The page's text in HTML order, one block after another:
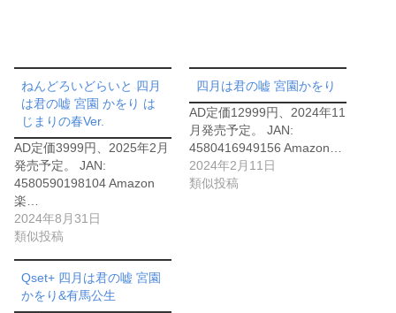
ねんどろいどらいと 四月
は君の嘘 宮園 かをり は
じまりの春Ver.
AD定価3999円、2025年2月
発売予定。 JAN:
4580590198104 Amazon
楽…
2024年8月31日
類似投稿
四月は君の嘘 宮園かをり
AD定価12999円、2024年11
月発売予定。 JAN:
4580416949156 Amazon…
2024年2月11日
類似投稿
Qset+ 四月は君の嘘 宮園
かをり&有馬公生